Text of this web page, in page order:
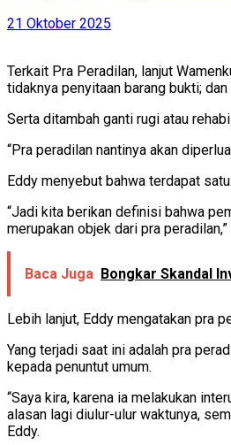
21 Oktober 2025
Terkait Pra Peradilan, lanjut
tidaknya penyitaan barang bukti;
Serta ditambah ganti rugi atau
“Pra peradilan nantinya akan
Eddy menyebut bahwa terdapat
“Jadi kita berikan definisi bahwa
merupakan objek dari pra
Baca Juga Bongkar Skandal
Lebih lanjut, Eddy mengatakan pra
Yang terjadi saat ini adalah pra
kepada penuntut umum.
“Saya kira, karena ia melakukan
alasan lagi diulur-ulur waktunya,
Eddy.